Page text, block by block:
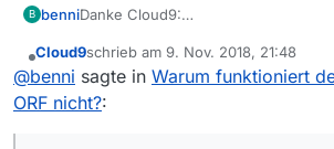
B benniDanke Cloud9:
-user_agent “Mozilla" -i %f -c copy -bsf:a aac_adtstoac
“**”
klappt aber immer noch nicht.
Offline
Cloud9schrieb am 9. Nov. 2018, 21:48
zuletzt editiert von
@benni sagte in Warum funktioniert
ORF nicht?: